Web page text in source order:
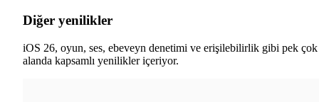
Diğer yenilikler
iOS 26, oyun, ses, ebeveyn denetimi ve erişilebilirlik gibi pek çok
alanda kapsamlı yenilikler içeriyor.